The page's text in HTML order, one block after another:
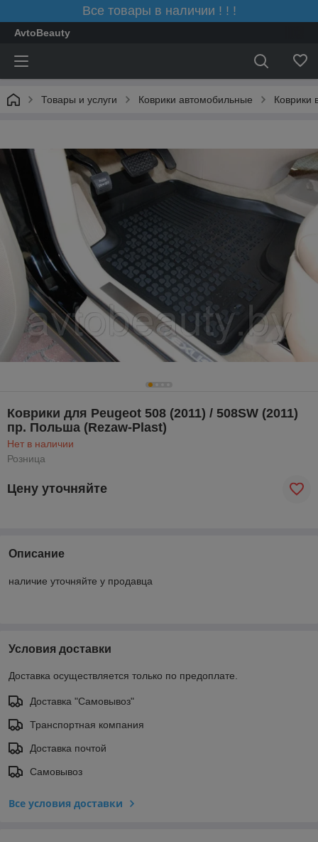
Все товары в наличии ! ! !
AvtoBeauty
Товары и услуги Коврики автомобильные Коврики
Коврики для Peugeot 508 (2011) / 508SW (2011)
пр. Польша (Rezaw-Plast)
Нет в наличии
Розница
Цену уточняйте
Описание
наличие уточняйте у продавца
Условия доставки
Доставка осуществляется только по предоплате.
Доставка "Самовывоз"
Транспортная компания
Доставка почтой
Самовывоз
Все условия доставки